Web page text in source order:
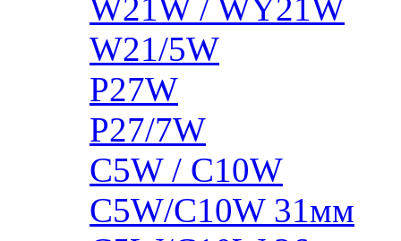
W21W / WY21W
W21/5W
P27W
P27/7W
C5W / C10W
C5W/C10W 31мм